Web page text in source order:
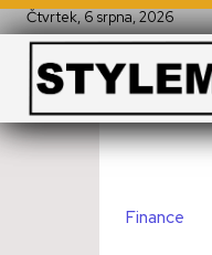
Čtvrtek, 6 srpna, 2026
Finance